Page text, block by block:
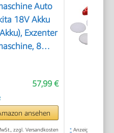
Auto
18V Akku
Exzenter
8
mit
Auto
Set für
Polieren
57,99 €
ansehen
zzgl. Versandkosten * Anzeige